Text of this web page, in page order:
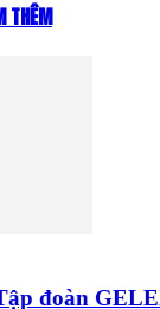
THÊM
đoàn